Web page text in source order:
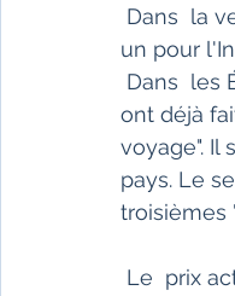
un pour
ont déjà
voyage". Il
pays. Le
troisièmes